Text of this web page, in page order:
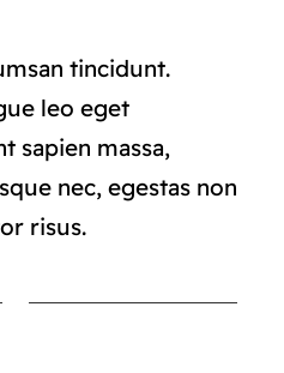
tincidunt.
leo eget
sapien massa,
nec, egestas non
risus.